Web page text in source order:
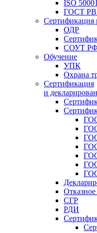
ISO 50001
ГОСТ РВ
Сертификация
ОДР
СОУТ РФ
Обучение
УПК
Охрана
Сертификация
и
СГР
РДИ